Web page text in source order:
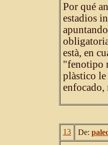
Por qué
estadios
està, en
"fenotipo
plàstico le
enfocado,
13 De: